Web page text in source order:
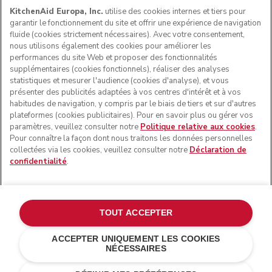
SUIVEZ-NOUS
forme du robot pâtissier multifonction sont des marques
commerciales aux États-Unis et ailleurs.
Gérer mes cookies
Politique de confidentialité
Politique en matière de cookies
Résolution des litiges en ligne
KitchenAid Europa, Inc. utilise des cookies internes et tiers pour
garantir le fonctionnement du site et offrir une expérience de navigation
fluide (cookies strictement nécessaires). Avec votre consentement,
nous utilisons également des cookies pour améliorer les
performances du site Web et proposer des fonctionnalités
supplémentaires (cookies fonctionnels), réaliser des analyses
statistiques et mesurer l'audience (cookies d'analyse), et vous
présenter des publicités adaptées à vos centres d'intérêt et à vos
habitudes de navigation, y compris par le biais de tiers et sur d'autres
plateformes (cookies publicitaires). Pour en savoir plus ou gérer vos
paramètres, veuillez consulter notre Politique relative aux cookies.
Pour connaître la façon dont nous traitons les données personnelles
collectées via les cookies, veuillez consulter notre Déclaration de
confidentialité.
ACCEPTER UNIQUEMENT LES COOKIES
NÉCESSAIRES
TOUT ACCEPTER